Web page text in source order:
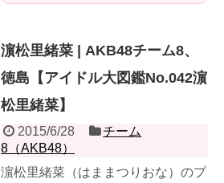
濵松里緒菜 | AKB48チーム8、
徳島【アイドル大図鑑No.042濵
松里緒菜】
2015/6/28
チーム
8（AKB48）
濵松里緒菜（はままつりおな）のプ